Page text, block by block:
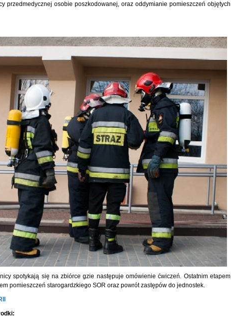
przedmedycznej osobie poszkodowanej, oraz oddymianie pomieszczeń objętych
spotykają się na zbiórce gzie następuje omówienie ćwiczeń. Ostatnim etapem
pomieszczeń starogardzkiego SOR oraz powrót zastępów do jednostek.